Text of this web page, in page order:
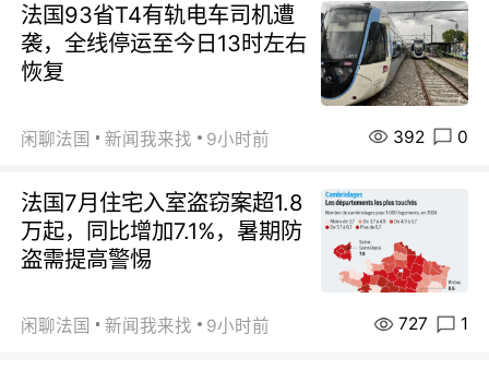
法国93省T4有轨电车司机遭
袭，全线停运至今日13时左右
恢复
闲聊法国 新闻我来找 9小时前 392 0
法国7月住宅入室盗窃案超1.8
万起，同比增加7.1%，暑期防
盗需提高警惕
闲聊法国 新闻我来找 9小时前 727 1